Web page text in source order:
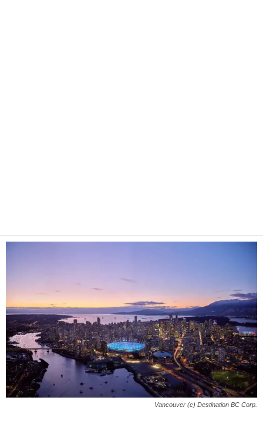
Vancouver (c) Destination BC Corp.